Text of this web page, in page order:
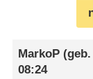
MarkoP
08:24